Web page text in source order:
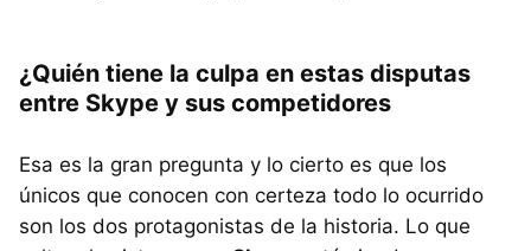
¿Quién tiene la culpa en estas disputas
entre Skype y sus competidores
Esa es la gran pregunta y lo cierto es que los
únicos que conocen con certeza todo lo ocurrido
son los dos protagonistas de la historia. Lo que